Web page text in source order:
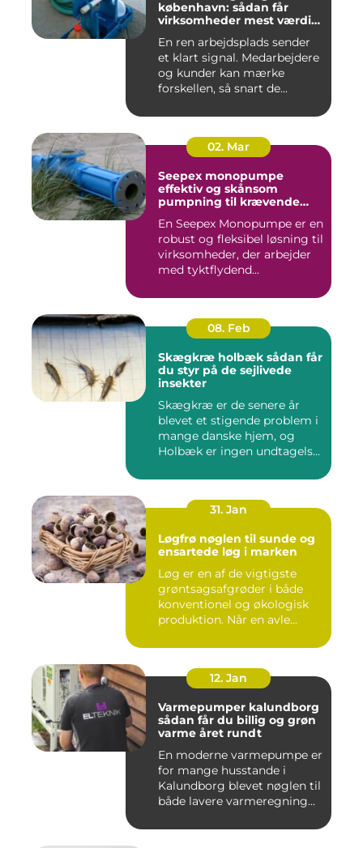
københavn: sådan får
virksomheder mest værdi
En ren arbejdsplads sender
et klart signal. Medarbejdere
og kunder kan mærke
forskellen, så snart de...
02. Mar
Seepex monopumpe
effektiv og skånsom
pumpning til krævende
En Seepex Monopumpe er en
robust og fleksibel løsning til
virksomheder, der arbejder
med tyktflydend...
08. Feb
Skægkræ holbæk sådan får
du styr på de sejlivede
insekter
Skægkræ er de senere år
blevet et stigende problem i
mange danske hjem, og
Holbæk er ingen undtagels...
31. Jan
Løgfrø nøglen til sunde og
ensartede løg i marken
Løg er en af de vigtigste
grøntsagsafgrøder i både
konventionel og økologisk
produktion. Når en avle...
12. Jan
Varmepumper kalundborg
sådan får du billig og grøn
varme året rundt
En moderne varmepumpe er
for mange husstande i
Kalundborg blevet nøglen til
både lavere varmeregning...